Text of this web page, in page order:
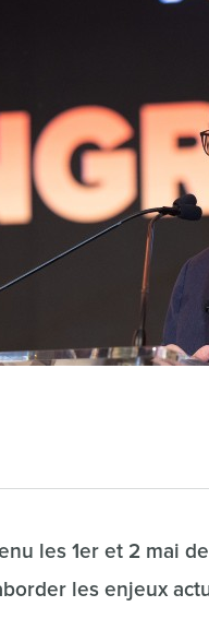
les 1er et 2 mai
les enjeux